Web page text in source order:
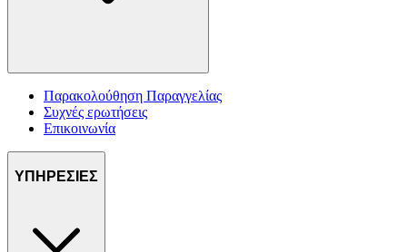
Παρακολούθηση Παραγγελίας
Συχνές ερωτήσεις
Επικοινωνία
ΥΠΗΡΕΣΙΕΣ